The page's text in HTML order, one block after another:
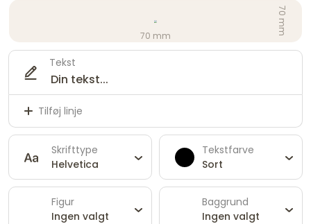
70 mm
70 mm
Tekst
Tilføj linje
Skrifttype
Helvetica
Tekstfarve
Sort
Figur
Ingen valgt
Baggrund
Ingen valgt